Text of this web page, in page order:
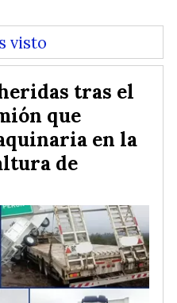
visto
tras el
que
en la
de